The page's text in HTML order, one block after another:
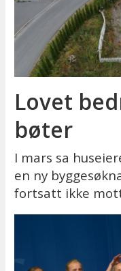
Lovet
bøter
I mars sa
en ny
fortsatt ikke